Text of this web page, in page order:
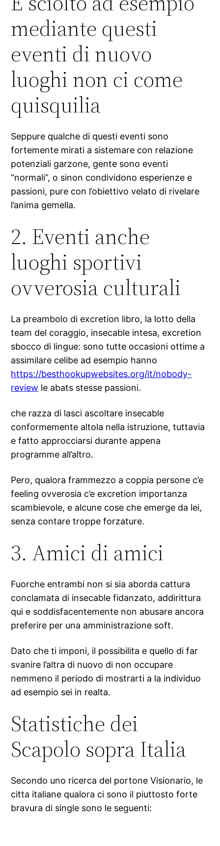
mediante questi
eventi di nuovo
luoghi non ci come
quisquilia
Seppure qualche di questi eventi sono
fortemente mirati a sistemare con relazione
potenziali garzone, gente sono eventi
“normali”, o sinon condividono esperienze e
passioni, pure con l’obiettivo velato di rivelare
l’anima gemella.
2. Eventi anche
luoghi sportivi
ovverosia culturali
La preambolo di excretion libro, la lotto della
team del coraggio, insecable intesa, excretion
sbocco di lingue: sono tutte occasioni ottime a
assimilare celibe ad esempio hanno
https://besthookupwebsites.org/it/nobody-
review le abats stesse passioni.
che razza di lasci ascoltare insecable
conformemente altola nella istruzione, tuttavia
e fatto approcciarsi durante appena
programme all’altro.
Pero, qualora frammezzo a coppia persone c’e
feeling ovverosia c’e excretion importanza
scambievole, e alcune cose che emerge da lei,
senza contare troppe forzature.
3. Amici di amici
Fuorche entrambi non si sia aborda cattura
conclamata di insecable fidanzato, addirittura
qui e soddisfacentemente non abusare ancora
preferire per una amministrazione soft.
Dato che ti imponi, il possibilita e quello di far
svanire l’altra di nuovo di non occupare
nemmeno il periodo di mostrarti a la individuo
ad esempio sei in realta.
Statistiche dei
Scapolo sopra Italia
Secondo uno ricerca del portone Visionario, le
citta italiane qualora ci sono il piuttosto forte
bravura di single sono le seguenti: